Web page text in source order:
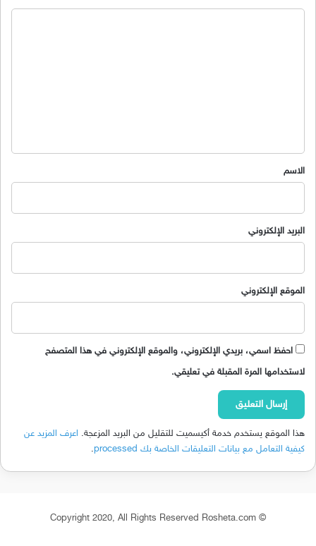
*
الاسم
البريد الإلكتروني
الموقع الإلكتروني
احفظ اسمي، بريدي الإلكتروني، والموقع الإلكتروني في هذا المتصفح
لاستخدامها المرة المقبلة في تعليقي.
هذا الموقع يستخدم خدمة أكيسميت للتقليل من البريد المزعجة. اعرف المزيد عن
كيفية التعامل مع بيانات التعليقات الخاصة بك processed
.
© Copyright 2020, All Rights Reserved Rosheta.com